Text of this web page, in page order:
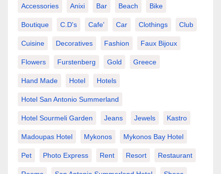
Accessories Anixi Bar Beach Bike
Boutique C.d's Cafe' Car Clothings Club
Cuisine Decoratives Fashion Faux Bijoux
Flowers Furstenberg Gold Greece
Hand Made Hotel Hotels
Hotel San Antonio Summerland
Hotel Sourmeli Garden Jeans Jewels Kastro
Madoupas Hotel Mykonos Mykonos Bay Hotel
Pet Photo Express Rent Resort Restaurant